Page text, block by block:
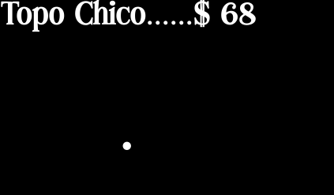
Topo Chico......$ 68
·